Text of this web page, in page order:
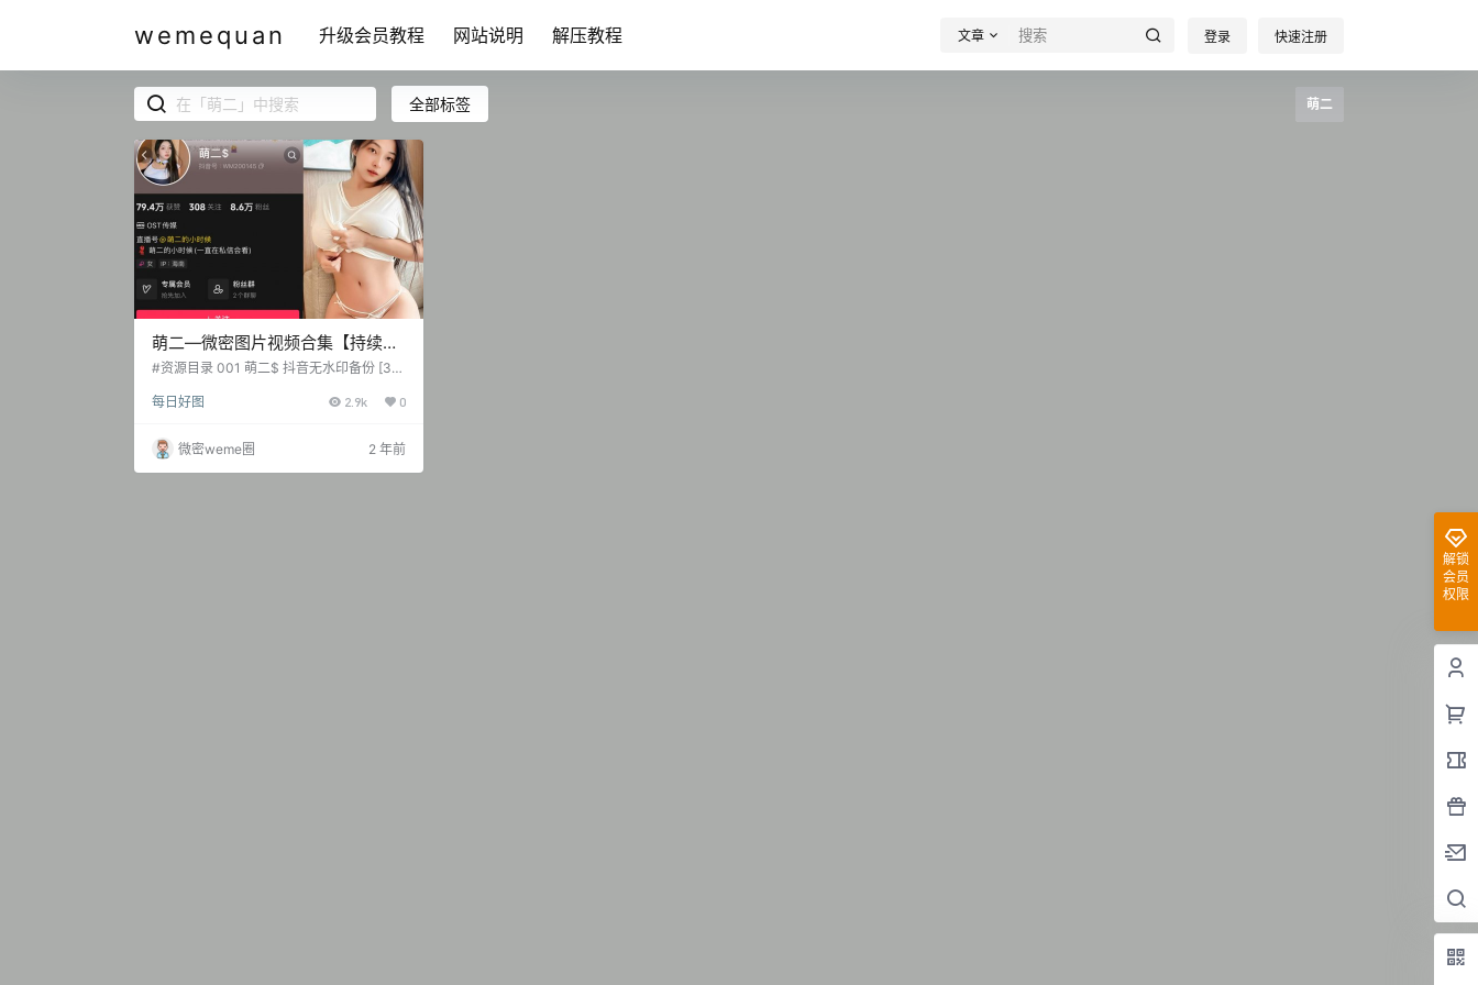
wemequan 升级会员教程 网站说明 解压教程 文章 登录 快速注册
全部标签 萌二
萌二—微密图片视频合集【持续更
新】
#资源目录 001 萌二$ 抖音无水印备份 [37
抖音无水印备份 [26P-18V 48.45 MB] 003
36 GB] 萌二 NO.001 微密圈 不是乳.晕 [13
P-3.73 MB] 萌二 NO.002 微密圈 开档免脱
女仆 [17P-6.64 MB] 抖音 萌二 微密圈 N…
每日好图 2.9k 0
微密weme圈 2 年前
解锁
会员
权限